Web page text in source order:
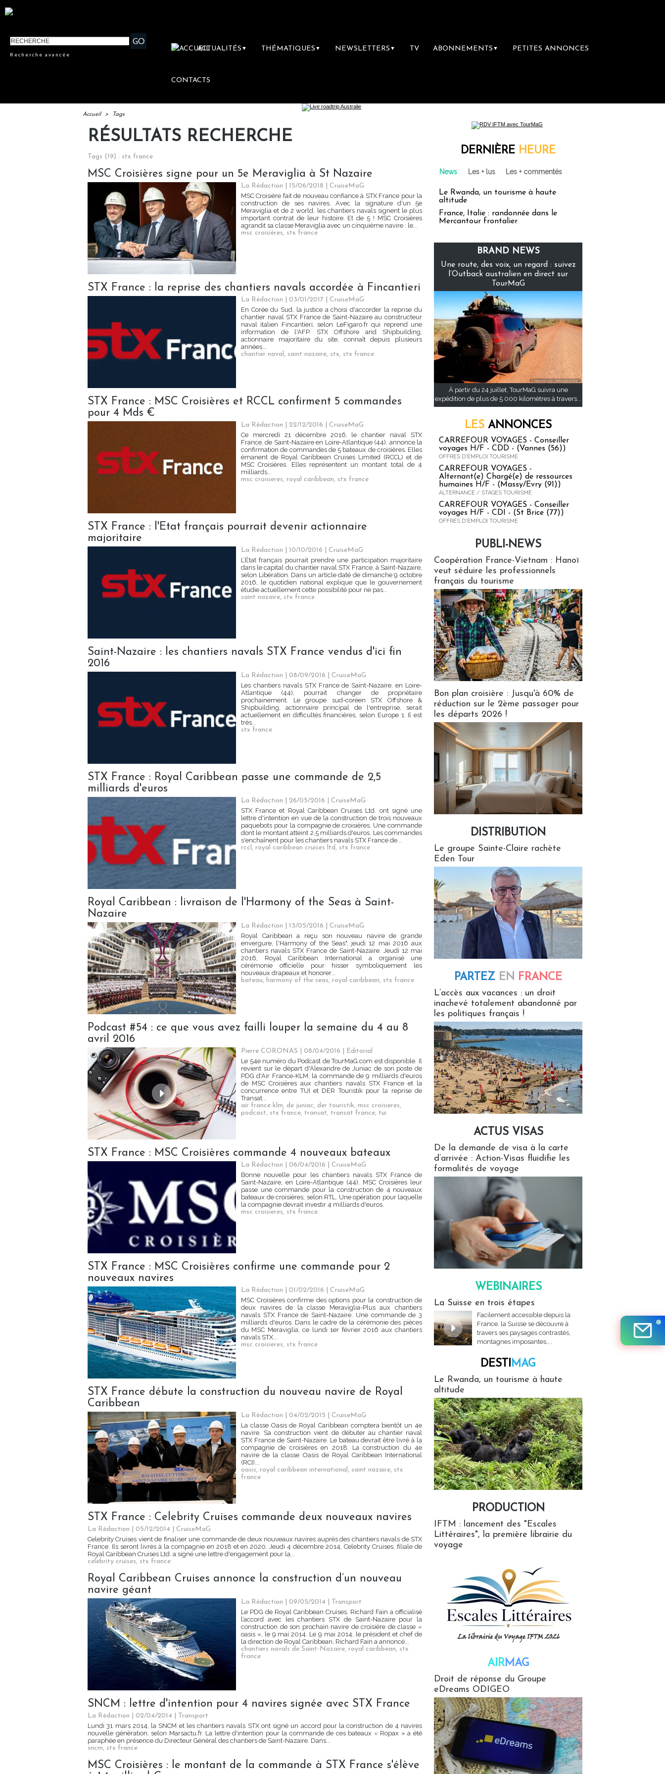
Recherche avancée
ACTUALITÉS ▼ THÉMATIQUES ▼ NEWSLETTERS ▼ TV ABONNEMENTS ▼ PETITES ANNONCES
CONTACTS
Accueil > Tags
RÉSULTATS RECHERCHE
Tags (19) : stx france
MSC Croisières signe pour un 5e Meraviglia à St Nazaire
La Rédaction | 15/06/2018
CruiseMaG
MSC Croisière fait de nouveau confiance à STX France pour la
construction de ses navires. Avec la signature d'un 5e
Meraviglia et de 2 world, les chantiers navals signent le plus
important contrat de leur histoire. Et de 5 ! MSC Croisières
agrandit sa classe Meraviglia avec un cinquième navire : le...
msc croisières, stx france
STX France : la reprise des chantiers navals accordée à Fincantieri
La Rédaction | 03/01/2017
CruiseMaG
En Corée du Sud, la justice a choisi d'accorder la reprise du
chantier naval STX France de Saint-Nazaire au constructeur
naval italien Fincantieri, selon LeFigaro.fr qui reprend une
information de l'AFP. STX Offshore and Shipbuilding,
actionnaire majoritaire du site, connaît depuis plusieurs
années...
chantier naval, saint nazaire, stx, stx france
STX France : MSC Croisières et RCCL confirment 5 commandes
pour 4 Mds €
La Rédaction | 22/12/2016
CruiseMaG
Ce mercredi 21 décembre 2016, le chantier naval STX
France, de Saint-Nazaire en Loire-Atlantique (44), annonce la
confirmation de commandes de 5 bateaux de croisières. Elles
émanent de Royal Caribbean Cruises Limited (RCCL) et de
MSC Croisières. Elles représentent un montant total de 4
milliards...
msc croisieres, royal caribbean, stx france
STX France : l'Etat français pourrait devenir actionnaire
majoritaire
La Rédaction | 10/10/2016
CruiseMaG
L’État français pourrait prendre une participation majoritaire
dans le capital du chantier naval STX France, à Saint-Nazaire,
selon Libération. Dans un article daté de dimanche 9 octobre
2016, le quotidien national explique que le gouvernement
étudie actuellement cette possibilité pour ne pas...
saint nazaire, stx france
Saint-Nazaire : les chantiers navals STX France vendus d'ici fin
2016
La Rédaction | 08/09/2016
CruiseMaG
Les chantiers navals STX France de Saint-Nazaire, en Loire-
Atlantique (44), pourrait changer de propriétaire
prochainement. Le groupe sud-coréen STX Offshore &
Shipbuilding, actionnaire principal de l'entreprise, serait
actuellement en difficultés financières, selon Europe 1. Il est
très...
stx france
STX France : Royal Caribbean passe une commande de 2,5
milliards d'euros
La Rédaction | 26/05/2016
CruiseMaG
STX France et Royal Caribbean Cruises Ltd. ont signé une
lettre d'intention en vue de la construction de trois nouveaux
paquebots pour la compagnie de croisières. Une commande
dont le montant atteint 2,5 milliards d'euros. Les commandes
s'enchaînent pour les chantiers navals STX France de...
rccl, royal caribbean cruises ltd, stx france
Royal Caribbean : livraison de l'Harmony of the Seas à Saint-
Nazaire
La Rédaction | 13/05/2016
CruiseMaG
Royal Caribbean a reçu son nouveau navire de grande
envergure, l'Harmony of the Seas", jeudi 12 mai 2016 aux
chantiers navals STX France de Saint-Nazaire. Jeudi 12 mai
2016, Royal Caribbean International a organisé une
cérémonie officielle pour hisser symboliquement les
nouveaux drapeaux et honorer...
bateau, harmony of the seas, royal caribbean, stx france
Podcast #54 : ce que vous avez failli louper la semaine du 4 au 8
avril 2016
Pierre CORONAS | 08/04/2016
Editorial
Le 54e numéro du Podcast de TourMaG.com est disponible. Il
revient sur le départ d'Alexandre de Juniac de son poste de
PDG d'Air France-KLM, la commande de 9 milliards d'euros
de MSC Croisières aux chantiers navals STX France et la
concurrence entre TUI et DER Touristik pour la reprise de
Transat...
air france klm, de juniac, der touristik, msc croisieres,
podcast, stx france, transat, transat france, tui
STX France : MSC Croisières commande 4 nouveaux bateaux
La Rédaction | 06/04/2016
CruiseMaG
Bonne nouvelle pour les chantiers navals STX France de
Saint-Nazaire, en Loire-Atlantique (44). MSC Croisières leur
passe une commande pour la construction de 4 nouveaux
bateaux de croisières, selon RTL. Une opération pour laquelle
la compagnie devrait investir 4 milliards d'euros.
msc croisieres, stx france
STX France : MSC Croisières confirme une commande pour 2
nouveaux navires
La Rédaction | 01/02/2016
CruiseMaG
MSC Croisières confirme des options pour la construction de
deux navires de la classe Meraviglia-Plus aux chantiers
navals STX France de Saint-Nazaire. Une commande de 3
milliards d'euros. Dans le cadre de la cérémonie des pièces
du MSC Meraviglia, ce lundi 1er février 2016 aux chantiers
navals STX...
msc croisieres, stx france
STX France débute la construction du nouveau navire de Royal
Caribbean
La Rédaction | 04/02/2015
CruiseMaG
La classe Oasis de Royal Caribbean comptera bientôt un 4e
navire. Sa construction vient de débuter au chantier naval
STX France de Saint-Nazaire. Le bateau devrait être livré à la
compagnie de croisières en 2018. La construction du 4e
navire de la classe Oasis de Royal Caribbean International
(RCI)...
oasis, royal caribbean international, saint nazaire, stx
france
STX France : Celebrity Cruises commande deux nouveaux navires
La Rédaction | 05/12/2014
CruiseMaG
Celebrity Cruises vient de finaliser une commande de deux nouveaux navires auprès des chantiers navals de STX
France. Ils seront livrés à la compagnie en 2018 et en 2020. Jeudi 4 décembre 2014, Celebrity Cruises, filiale de
Royal Caribbean Cruises Ltd. a signé une lettre d'engagement pour la...
celebrity cruises, stx france
Royal Caribbean Cruises annonce la construction d’un nouveau
navire géant
La Rédaction | 09/05/2014
Transport
Le PDG de Royal Caribbean Cruises, Richard Fain a officialisé
l’accord avec les chantiers STX de Saint-Nazaire pour la
construction de son prochain navire de croisière de classe «
oasis », le 9 mai 2014. Le 9 mai 2014, le président et chef de
la direction de Royal Caribbean, Richard Fain a annoncé...
chantiers navals de Saint-Nazaire, royal caribbean, stx
france
SNCM : lettre d'intention pour 4 navires signée avec STX France
La Rédaction | 02/04/2014
Transport
Lundi 31 mars 2014, la SNCM et les chantiers navals STX ont signé un accord pour la construction de 4 navires
nouvelle génération, selon Marsactu.fr. La lettre d'intention pour la commande de ces bateaux « Ropax » a été
paraphée en présence du Directeur Général des chantiers de Saint-Nazaire. Dans...
sncm, stx france
MSC Croisières : le montant de la commande à STX France s'élève
DERNIÈRE HEURE
News Les + lus Les + commentés
Le Rwanda, un tourisme à haute
altitude
France, Italie : randonnée dans le
Mercantour frontalier
BRAND NEWS
Une route, des voix, un regard : suivez
l’Outback australien en direct sur
TourMaG
À partir du 24 juillet, TourMaG suivra une
expédition de plus de 5 000 kilomètres à travers...
LES ANNONCES
CARREFOUR VOYAGES - Conseiller
voyages H/F - CDD - (Vannes (56))
OFFRES D'EMPLOI TOURISME
CARREFOUR VOYAGES -
Alternant(e) Chargé(e) de ressources
humaines H/F - (Massy/Evry (91))
ALTERNANCE / STAGES TOURISME
CARREFOUR VOYAGES - Conseiller
voyages H/F - CDI - (St Brice (77))
OFFRES D'EMPLOI TOURISME
PUBLI-NEWS
Coopération France-Vietnam : Hanoï
veut séduire les professionnels
français du tourisme
Bon plan croisière : Jusqu'à 60% de
réduction sur le 2ème passager pour
les départs 2026 !
DISTRIBUTION
Le groupe Sainte-Claire rachète
Eden Tour
PARTEZ EN FRANCE
L’accès aux vacances : un droit
inachevé totalement abandonné par
les politiques français !
ACTUS VISAS
De la demande de visa à la carte
d’arrivée : Action-Visas fluidifie les
formalités de voyage
WEBINAIRES
La Suisse en trois étapes
Facilement accessible depuis la
France, la Suisse se découvre à
travers ses paysages contrastés,
montagnes imposantes,...
DESTIMAG
Le Rwanda, un tourisme à haute
altitude
PRODUCTION
IFTM : lancement des "Escales
Littéraires", la première librairie du
voyage
AIRMAG
Droit de réponse du Groupe
eDreams ODIGEO